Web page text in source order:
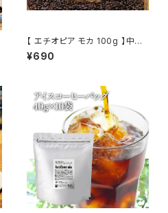
【 エチオピア モカ 100g 】中煎
り エチオピア フルーティー 自家
焙煎 トミヤコーヒー 通販
¥690